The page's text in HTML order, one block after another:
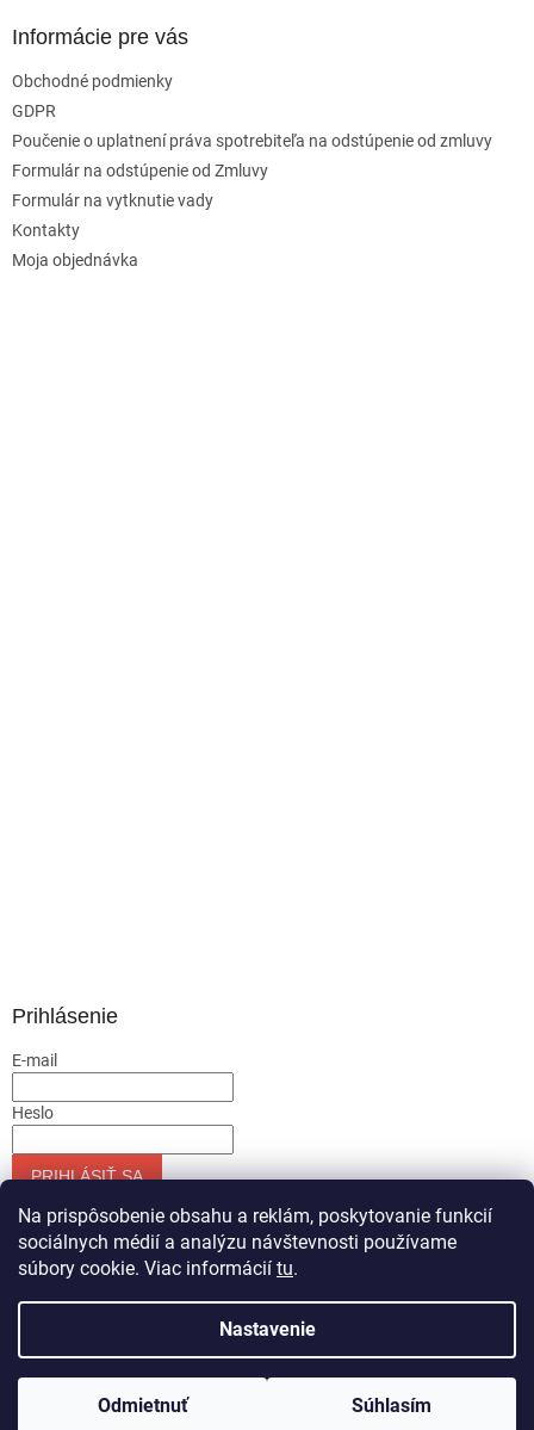
Na prispôsobenie obsahu a reklám, poskytovanie funkcií
sociálnych médií a analýzu návštevnosti používame
súbory cookie. Viac informácií tu.
Nastavenie
Odmietnuť Súhlasím
Informácie pre vás
Obchodné podmienky
GDPR
Poučenie o uplatnení práva spotrebiteľa na odstúpenie od zmluvy
Formulár na odstúpenie od Zmluvy
Formulár na vytknutie vady
Kontakty
Moja objednávka
Prihlásenie
E-mail
Heslo
PRIHLÁSIŤ SA
Nová registráciaZabudnuté heslo
Servis-runar sro
Upraviť nastavenie cookies